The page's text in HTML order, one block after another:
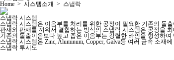
Home > 시스템소개 > 스냅락
스냅락 시스템
스냅락 시스템은 이음부를 처리를 위한 공정이 필요한 기존의 돌
판재와 판재를 끼워서 결합하는 방식의 스냅락 시스템은 공정을
기존의 돌출이음보다 높고 좁은 이음부는 강렬한 라인을 형성하
스냅락 시스템은 Zinc, Aluminum, Copper, Galva등 여러 금속 소
스냅락 투시도